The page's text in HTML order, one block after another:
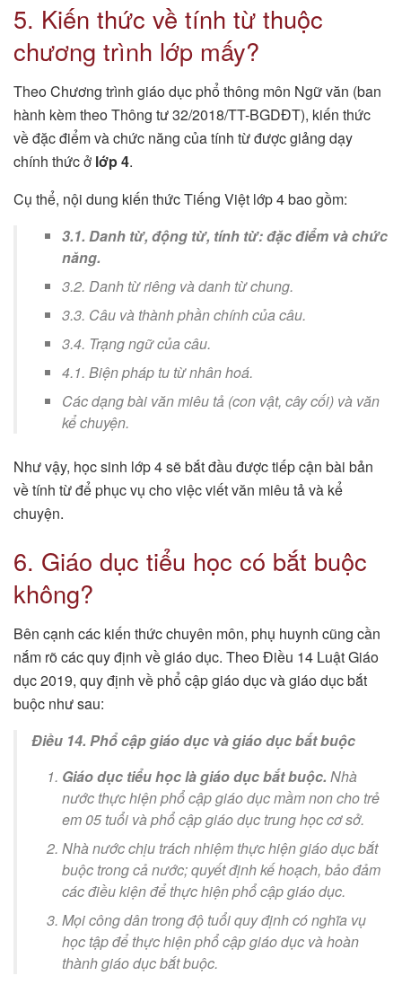
5. Kiến thức về tính từ thuộc
chương trình lớp mấy?
Theo Chương trình giáo dục phổ thông môn Ngữ văn (ban
hành kèm theo Thông tư 32/2018/TT-BGDĐT), kiến thức
về đặc điểm và chức năng của tính từ được giảng dạy
chính thức ở lớp 4.
Cụ thể, nội dung kiến thức Tiếng Việt lớp 4 bao gồm:
3.1. Danh từ, động từ, tính từ: đặc điểm và chức
năng.
3.2. Danh từ riêng và danh từ chung.
3.3. Câu và thành phần chính của câu.
3.4. Trạng ngữ của câu.
4.1. Biện pháp tu từ nhân hoá.
Các dạng bài văn miêu tả (con vật, cây cối) và văn
kể chuyện.
Như vậy, học sinh lớp 4 sẽ bắt đầu được tiếp cận bài bản
về tính từ để phục vụ cho việc viết văn miêu tả và kể
chuyện.
6. Giáo dục tiểu học có bắt buộc
không?
Bên cạnh các kiến thức chuyên môn, phụ huynh cũng cần
nắm rõ các quy định về giáo dục. Theo Điều 14 Luật Giáo
dục 2019, quy định về phổ cập giáo dục và giáo dục bắt
buộc như sau:
Điều 14. Phổ cập giáo dục và giáo dục bắt buộc
Giáo dục tiểu học là giáo dục bắt buộc. Nhà
nước thực hiện phổ cập giáo dục mầm non cho trẻ
em 05 tuổi và phổ cập giáo dục trung học cơ sở.
Nhà nước chịu trách nhiệm thực hiện giáo dục bắt
buộc trong cả nước; quyết định kế hoạch, bảo đảm
các điều kiện để thực hiện phổ cập giáo dục.
Mọi công dân trong độ tuổi quy định có nghĩa vụ
học tập để thực hiện phổ cập giáo dục và hoàn
thành giáo dục bắt buộc.